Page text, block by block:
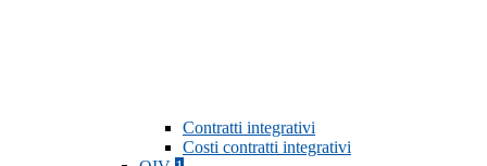
Contratti integrativi
Costi contratti integrativi